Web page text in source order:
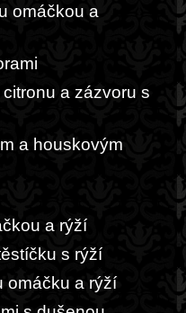
omáčkou a
a zázvoru s
a houskovým
a rýží
s rýží
omáčku a rýží